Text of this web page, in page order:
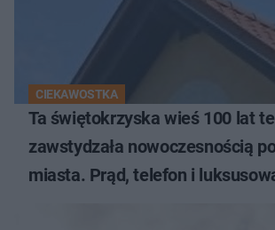
CIEKAWOSTKA
Ta świętokrzyska wieś 100 lat
zawstydzała nowoczesnością
miasta. Prąd, telefon i